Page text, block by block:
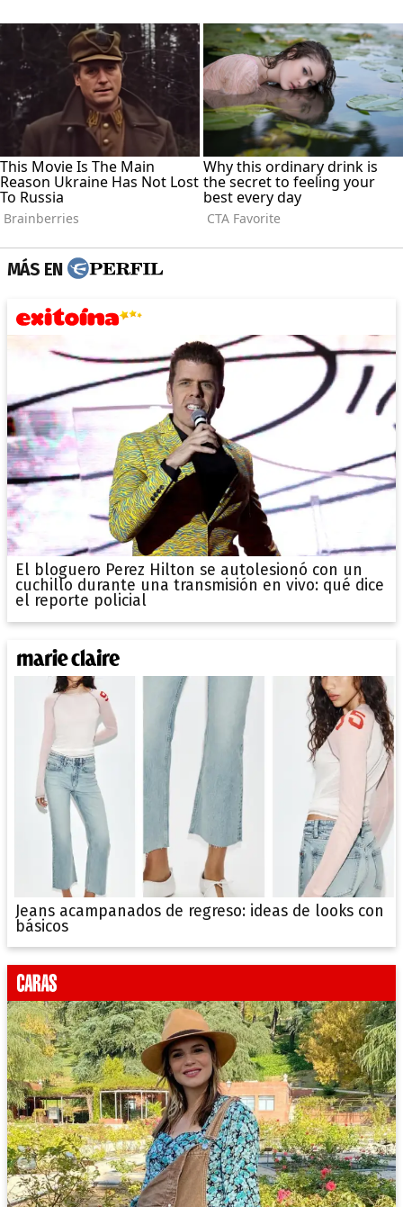
MÁS EN
El bloguero Perez Hilton se autolesionó con un
cuchillo durante una transmisión en vivo: qué dice
el reporte policial
Jeans acampanados de regreso: ideas de looks con
básicos